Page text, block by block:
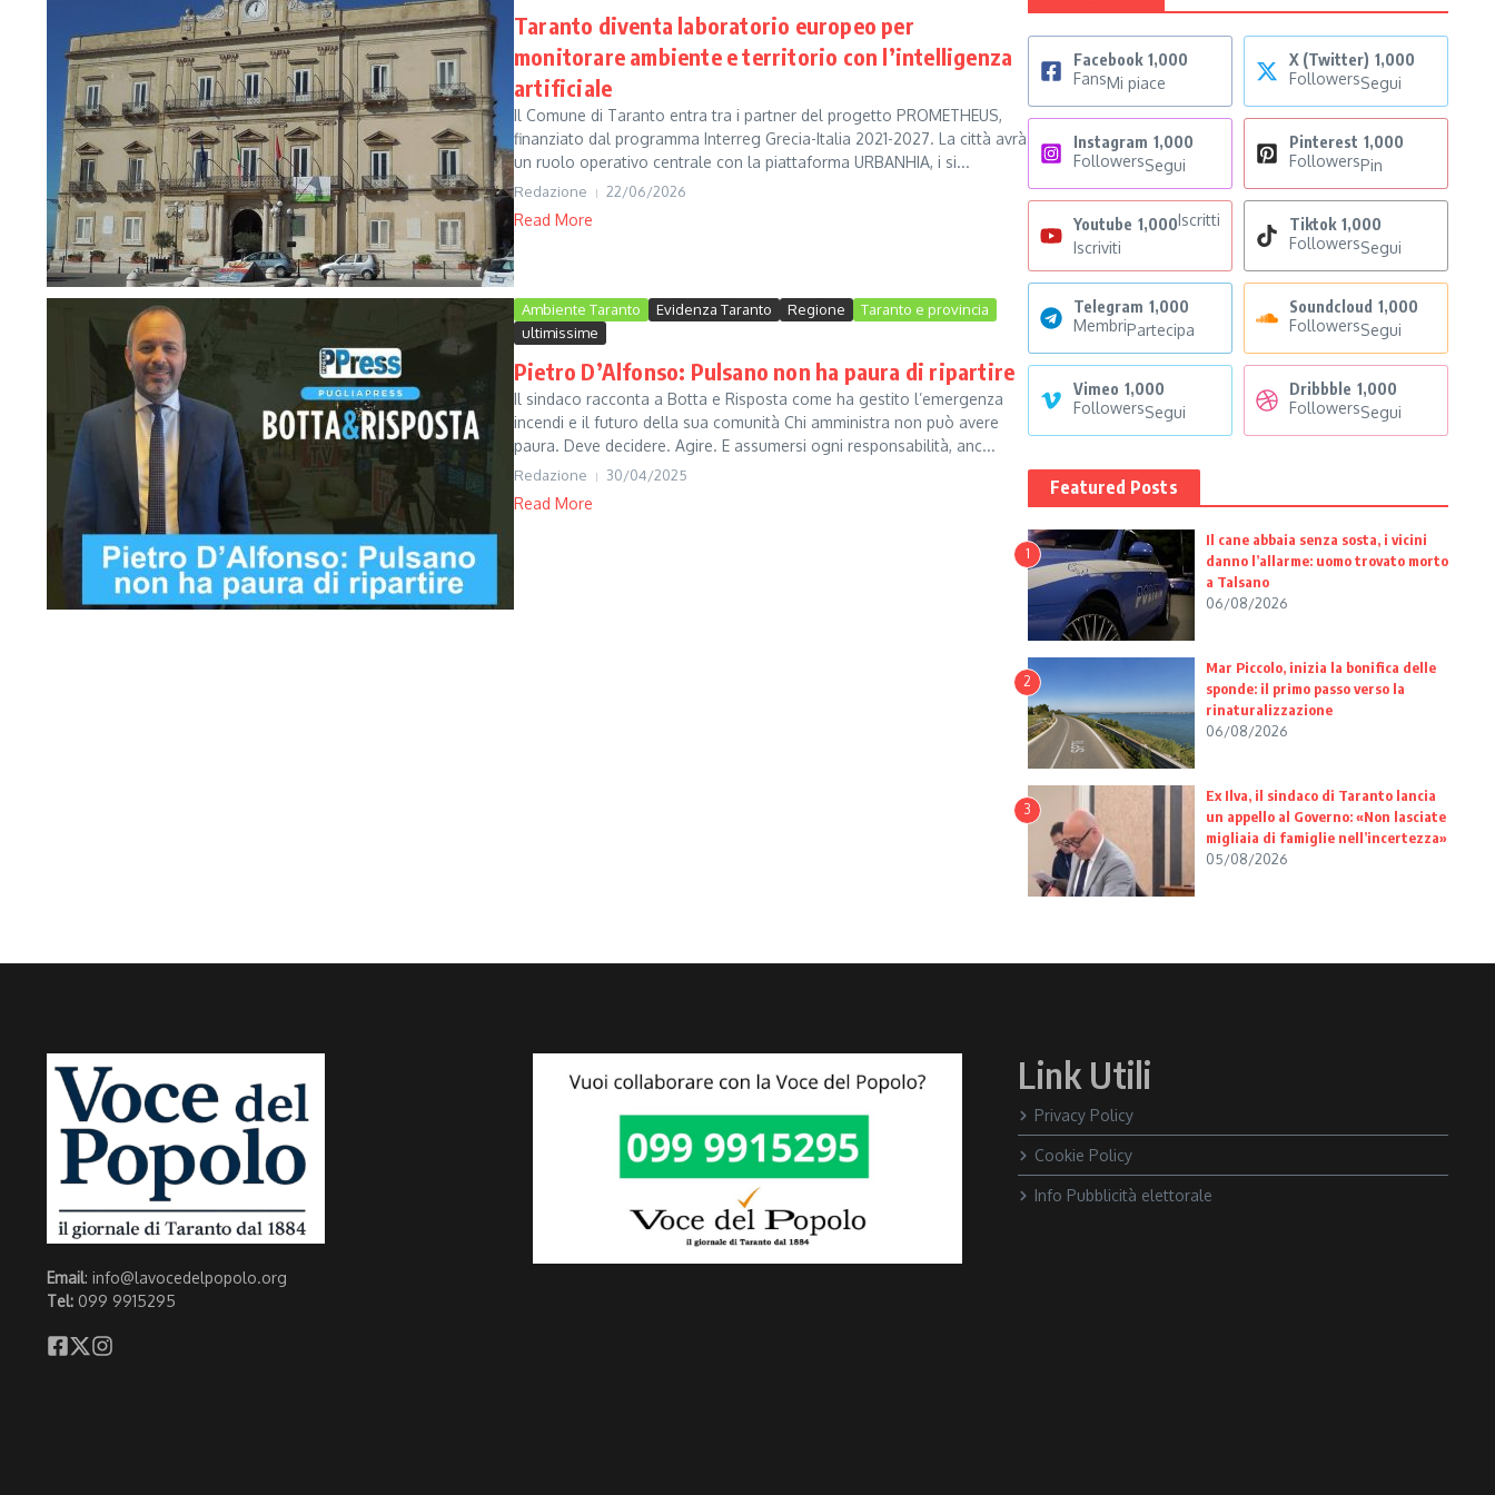
Taranto diventa laboratorio europeo per
monitorare ambiente e territorio con l’intelligenza
artificiale
Il Comune di Taranto entra tra i partner del progetto PROMETHEUS,
finanziato dal programma Interreg Grecia-Italia 2021-2027. La città avrà
un ruolo operativo centrale con la piattaforma URBANHIA, i si...
Redazione 22/06/2026
Read More
Ambiente Taranto Evidenza Taranto Regione
Taranto e provincia
ultimissime
Pietro D’Alfonso: Pulsano non ha paura di ripartire
Il sindaco racconta a Botta e Risposta come ha gestito l’emergenza
incendi e il futuro della sua comunità Chi amministra non può avere
paura. Deve decidere. Agire. E assumersi ogni responsabilità, anc...
Redazione 30/04/2025
Read More
Facebook 1,000
FansMi piace
X (Twitter) 1,000
FollowersSegui
Instagram 1,000
FollowersSegui
Pinterest 1,000
FollowersPin
Youtube 1,000Iscritti
Iscriviti
Tiktok 1,000
FollowersSegui
Telegram 1,000
MembriPartecipa
Soundcloud 1,000
FollowersSegui
Vimeo 1,000
FollowersSegui
Dribbble 1,000
FollowersSegui
Featured Posts
1
Il cane abbaia senza sosta, i vicini
danno l’allarme: uomo trovato morto
a Talsano
06/08/2026
2
Mar Piccolo, inizia la bonifica delle
sponde: il primo passo verso la
rinaturalizzazione
06/08/2026
3
Ex Ilva, il sindaco di Taranto lancia
un appello al Governo: «Non lasciate
migliaia di famiglie nell’incertezza»
05/08/2026
Email: info@lavocedelpopolo.org
Tel: 099 9915295
Link Utili
Privacy Policy
Cookie Policy
Info Pubblicità elettorale